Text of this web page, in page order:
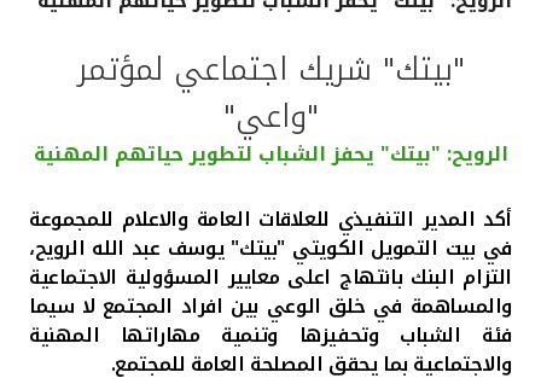
خدمات ما بعد البيع
اتصل بنا
مواقع الفروع وأجهزة الصرف الآلي
"بيتك" شريك اجتماعي لمؤتمر
"واعي"
الرويح: "بيتك" يحفز الشباب لتطوير حياتهم المهنية
أكد المدير التنفيذي للعلاقات العامة والاعلام للمجموعة
في بيت التمويل الكويتي "بيتك" يوسف عبد الله الرويح،
التزام البنك بانتهاج اعلى معايير المسؤولية الاجتماعية
والمساهمة في خلق الوعي بين افراد المجتمع لا سيما
فئة الشباب وتحفيزها وتنمية مهاراتها المهنية
والاجتماعية بما يحقق المصلحة العامة للمجتمع.